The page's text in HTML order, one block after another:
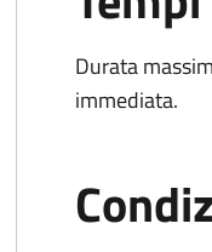
Durata
immediata.